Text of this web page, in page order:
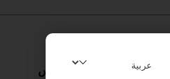
(مافن ، مويلو بافاروا و موس